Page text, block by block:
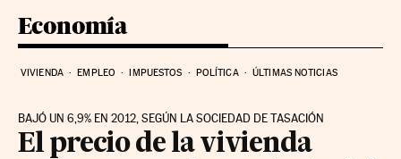
Economía
VIVIENDA EMPLEO IMPUESTOS POLÍTICA ÚLTIMAS NOTICIAS
BAJÓ UN 6,9% EN 2012, SEGÚN LA SOCIEDAD DE TASACIÓN
El precio de la vivienda